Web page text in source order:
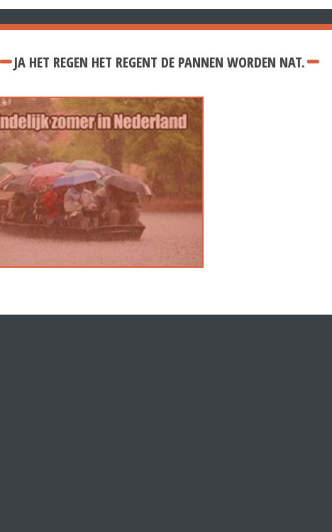
JA HET REGEN HET REGENT DE PANNEN WORDEN NAT.